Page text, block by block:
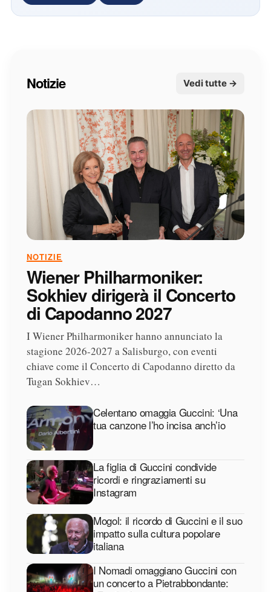
Notizie Vedi tutte →
NOTIZIE
Wiener Philharmoniker:
Sokhiev dirigerà il Concerto
di Capodanno 2027
I Wiener Philharmoniker hanno annunciato la
stagione 2026-2027 a Salisburgo, con eventi
chiave come il Concerto di Capodanno diretto da
Tugan Sokhiev…
Celentano omaggia Guccini: ‘Una
tua canzone l’ho incisa anch’io
La figlia di Guccini condivide
ricordi e ringraziamenti su
Instagram
Mogol: il ricordo di Guccini e il suo
impatto sulla cultura popolare
italiana
I Nomadi omaggiano Guccini con
un concerto a Pietrabbondante: